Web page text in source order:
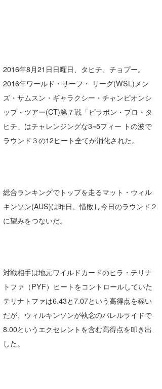
2016年8月21日日曜日、タヒチ、チョプー。
2016年ワールド・サーフ・ リーグ(WSL)メン
ズ・サムスン・ギャラクシー・チャンピオンシ
ップ・ツアー(CT)第７戦「ビラボン・プロ・タ
ヒチ」はチャレンジングな3~5フィー トの波で
ラウンド３の12ヒート全てが消化された。
総合ランキングでトップを走るマット・ウィル
キンソン(AUS)は昨日、惜敗し今日のラウンド２
に望みをつないだ。
対戦相手は地元ワイルドカードのヒラ・テリナ
トファ（PYF）ヒートをコントロールしていた
テリナトファは6.43と7.07という高得点を稼い
だが、ウィルキンソンが執念のバレルライドで
8.00というエクセレントを含む高得点を叩き出
した。
ライター/寄稿メディア
Core Surf Japan
Yasunari Inoue
Yoshiyuki Obata
CBA Films
熊谷素子
Colors MAGAZINE
WAVAL
福島寿実子
中浦“JET”章
田原啓江
植村未来
NOBUFUKU
波伝説スタッフ
☆加藤
chan-U
ECE
G◎Da
波伝説